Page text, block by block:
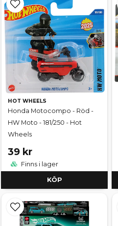
HOT WHEELS
Honda Motocompo - Röd -
HW Moto - 181/250 - Hot
Wheels
39 kr
Finns i lager
KÖP